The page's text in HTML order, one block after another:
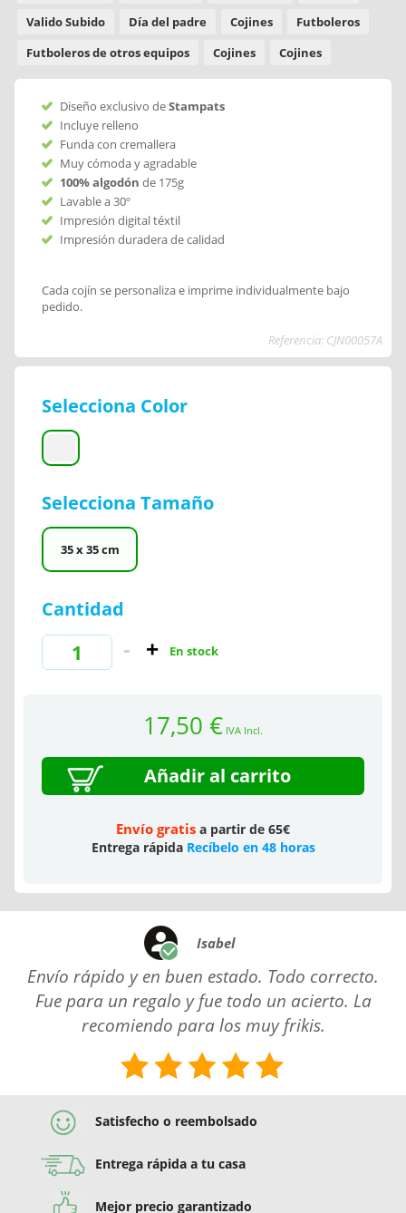
Valido Subido
Día del padre Cojines
Futboleros
Futboleros de otros equipos
Cojines Cojines
Diseño exclusivo deStampats
Incluye relleno
Funda con cremallera
Muy cómoda y agradable
100% algodón de 175g
Lavable a 30º
Impresión digital téxtil
Impresión duradera de calidad
Cada cojín se personaliza e imprime individualmente bajo
pedido.
Referencia: CJN00057A
Selecciona Color
Selecciona Tamaño
35 x 35 cm
Cantidad
En stock
17,50 € IVA Incl.
Añadir al carrito
Envío gratis a partir de 65€
Entrega rápida Recíbelo en 48 horas
Isabel
Envío rápido y en buen estado. Todo correcto.
Fue para un regalo y fue todo un acierto. La
recomiendo para los muy frikis.
Satisfecho o reembolsado
Entrega rápida a tu casa
Mejor precio garantizado